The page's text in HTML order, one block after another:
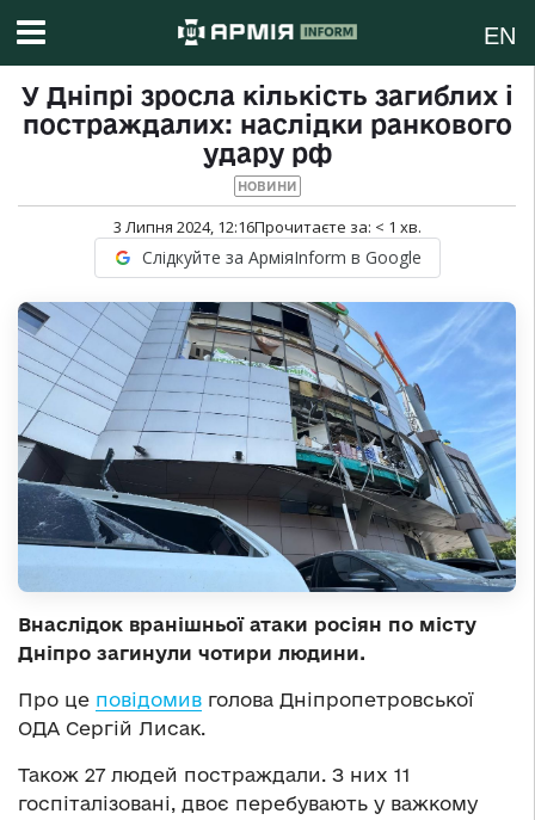
EN
У Дніпрі зросла кількість загиблих і
постраждалих: наслідки ранкового
удару рф
НОВИНИ
3 Липня 2024, 12:16Прочитаєте за: < 1 хв.
Слідкуйте за АрміяInform в Google
Внаслідок вранішньої атаки росіян по місту
Дніпро загинули чотири людини.
Про це повідомив голова Дніпропетровської
ОДА Сергій Лисак.
Також 27 людей постраждали. З них 11
госпіталізовані, двоє перебувають у важкому